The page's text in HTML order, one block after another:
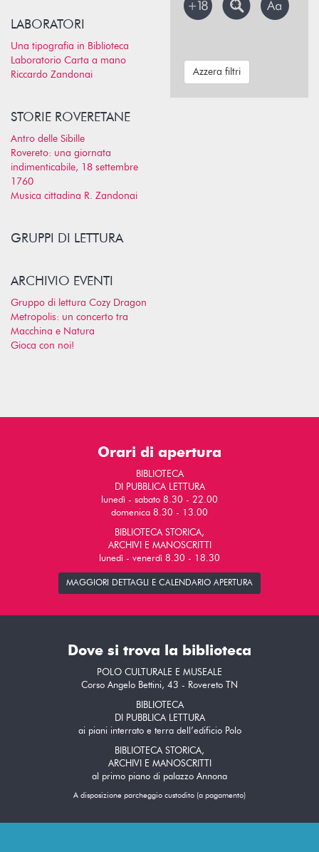
LABORATORI
Una tipografia in Biblioteca
Laboratorio Carta a mano
Riccardo Zandonai
STORIE ROVERETANE
Antro delle Sibille
Rovereto: una giornata
indimenticabile, 18 settembre
1760
Musica cittadina R. Zandonai
GRUPPI DI LETTURA
ARCHIVIO EVENTI
Gruppo di lettura Cozy Dragon
Metropolis: un concerto tra
Macchina e Natura
Gioca con noi!
Azzera filtri
Orari di apertura
BIBLIOTECA
DI PUBBLICA LETTURA
lunedì - sabato 8.30 - 22.00
domenica 8.30 - 13.00
BIBLIOTECA STORICA,
ARCHIVI E MANOSCRITTI
lunedì - venerdì 8.30 - 18.30
MAGGIORI DETTAGLI E CALENDARIO APERTURA
Dove si trova la biblioteca
POLO CULTURALE E MUSEALE
Corso Angelo Bettini, 43 - Rovereto TN
BIBLIOTECA
DI PUBBLICA LETTURA
ai piani interrato e terra dell’edificio Polo
BIBLIOTECA STORICA,
ARCHIVI E MANOSCRITTI
al primo piano di palazzo Annona
A disposizione parcheggio custodito (a pagamento)